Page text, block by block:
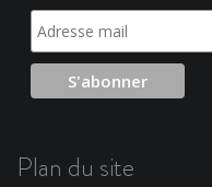
Plan du site